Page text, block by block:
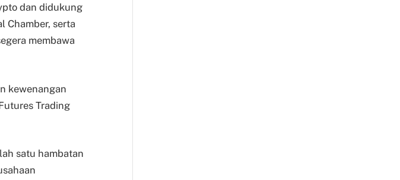
dan didukung
Chamber, serta
membawa
kewenangan
Trading
satu hambatan